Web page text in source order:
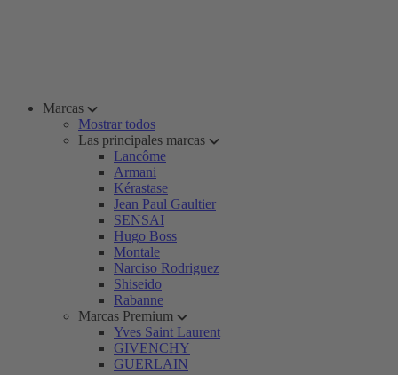
Marcas
Mostrar todos
Las principales marcas
Lancôme
Armani
Kérastase
Jean Paul Gaultier
SENSAI
Hugo Boss
Montale
Narciso Rodriguez
Shiseido
Rabanne
Marcas Premium
Yves Saint Laurent
GIVENCHY
GUERLAIN